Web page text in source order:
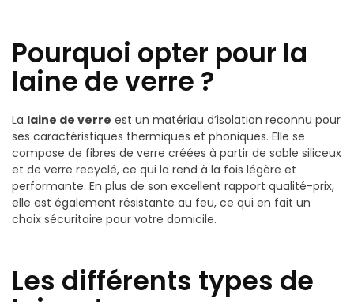
Pourquoi opter pour la
laine de verre ?
La laine de verre est un matériau d’isolation reconnu pour
ses caractéristiques thermiques et phoniques. Elle se
compose de fibres de verre créées à partir de sable siliceux
et de verre recyclé, ce qui la rend à la fois légère et
performante. En plus de son excellent rapport qualité-prix,
elle est également résistante au feu, ce qui en fait un
choix sécuritaire pour votre domicile.
Les différents types de